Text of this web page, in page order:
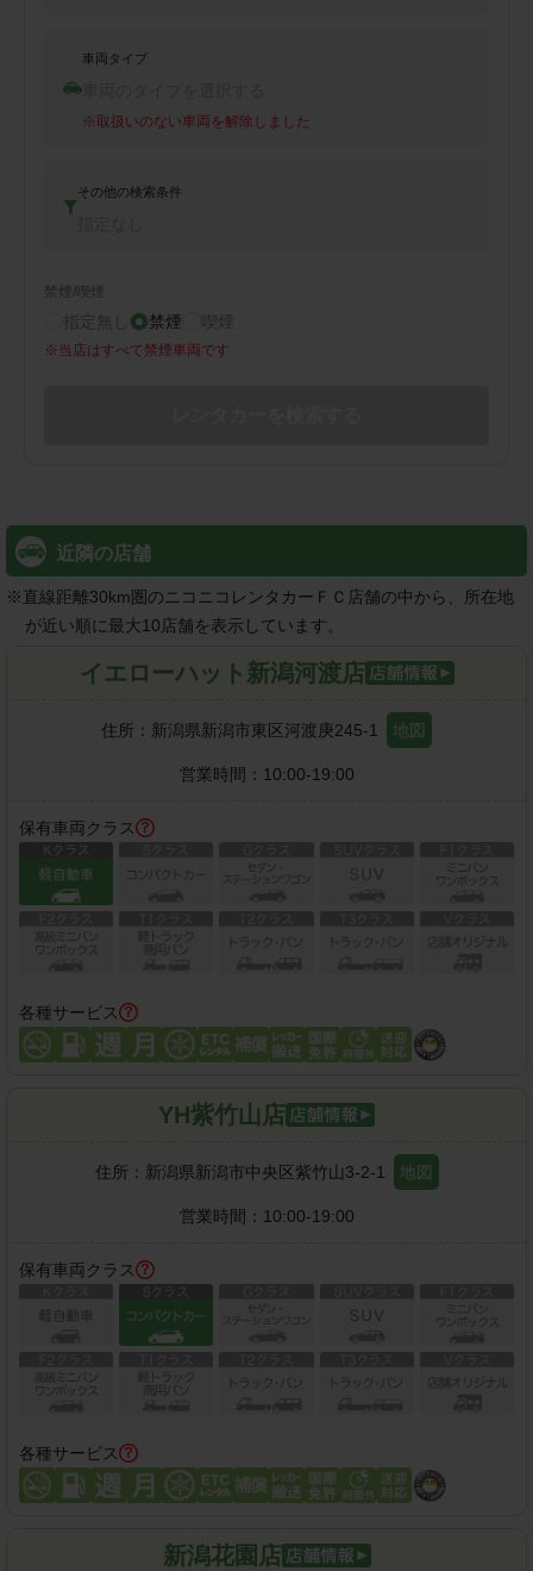
車両タイプ
※ 取扱いのない車両を解除しました
その他の検索条件
禁煙/喫煙
指定無し 禁煙 喫煙
※ 当店はすべて禁煙車両です
近隣の店舗
※直線距離30km圏のニコニコレンタカーＦＣ店舗の中から、所在地
が近い順に最大10店舗を表示しています。
イエローハット新潟河渡店
住所： 新潟県新潟市東区河渡庚245-1 地図
営業時間： 10:00-19:00
保有車両クラス
各種サービス
YH紫竹山店
住所： 新潟県新潟市中央区紫竹山3-2-1 地図
営業時間： 10:00-19:00
保有車両クラス
各種サービス
新潟花園店